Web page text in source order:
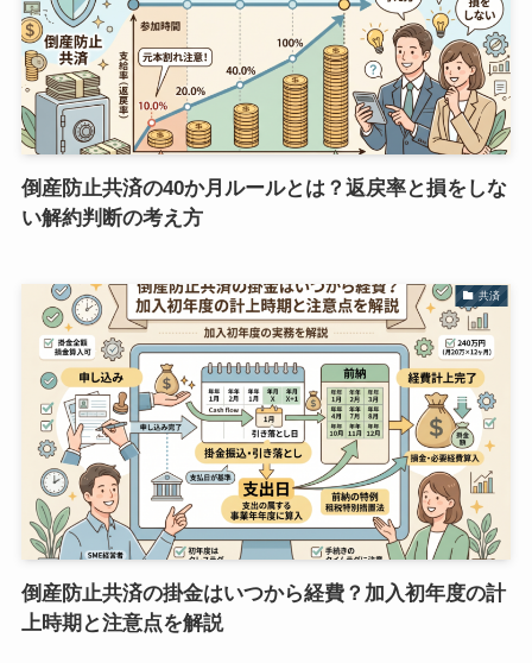
倒産防止共済の40か月ルールとは？返戻率と損をしな
い解約判断の考え方
共済
倒産防止共済の掛金はいつから経費？加入初年度の計
上時期と注意点を解説